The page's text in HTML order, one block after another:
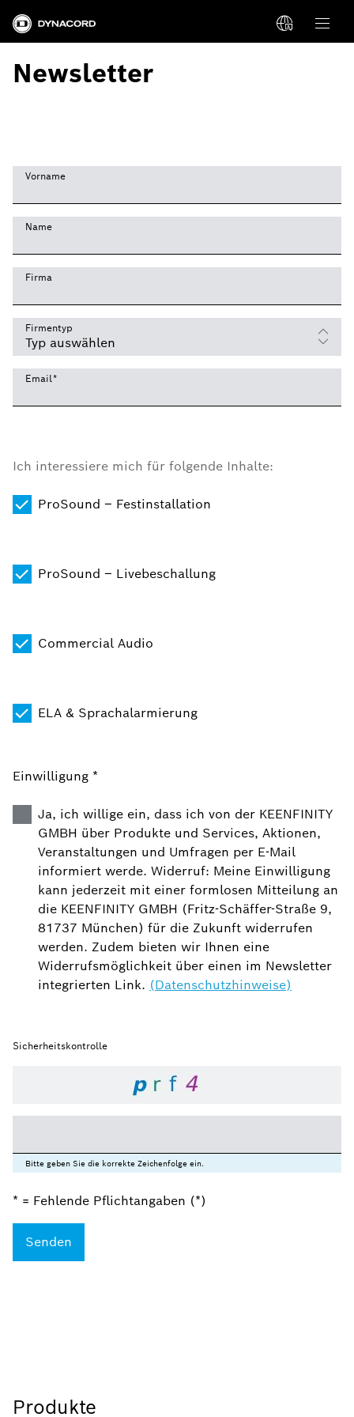
Newsletter
Vorname
Name
Firma
Firmentyp
Email*
Ich interessiere mich für folgende Inhalte:
ProSound – Festinstallation
ProSound – Livebeschallung
Commercial Audio
ELA & Sprachalarmierung
Einwilligung *
Ja, ich willige ein, dass ich von der KEENFINITY
GMBH über Produkte und Services, Aktionen,
Veranstaltungen und Umfragen per E-Mail
informiert werde. Widerruf: Meine Einwilligung
kann jederzeit mit einer formlosen Mitteilung an
die KEENFINITY GMBH (Fritz-Schäffer-Straße 9,
81737 München) für die Zukunft widerrufen
werden. Zudem bieten wir Ihnen eine
Widerrufsmöglichkeit über einen im Newsletter
integrierten Link. (Datenschutzhinweise)
Sicherheitskontrolle
Bitte geben Sie die korrekte Zeichenfolge ein.
* = Fehlende Pflichtangaben (*)
Produkte